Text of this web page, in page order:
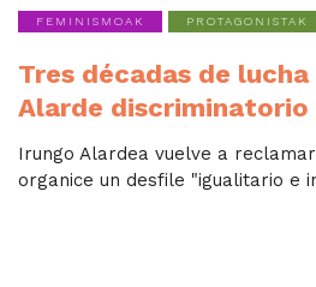
FEMINISMOAK PROTAGONISTAK
Tres décadas de
Alarde discriminatorio
Irungo Alardea vuelve a
organice un desfile "igualitario e